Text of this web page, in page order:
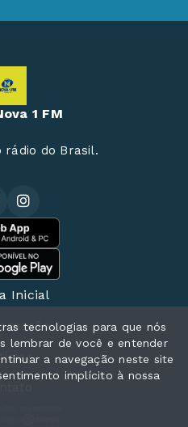
1 FM
rádio do Brasil.
Inicial
tecnologias para que nós
lembrar de você e entender
a navegação neste site
implícito à nossa